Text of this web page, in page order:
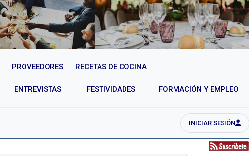
PROVEEDORES RECETAS DE COCINA
ENTREVISTAS FESTIVIDADES FORMACIÓN Y EMPLEO
INICIAR SESIÓN